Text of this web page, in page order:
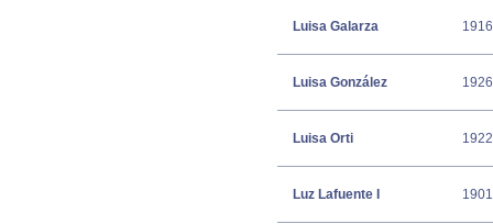
Luisa Galarza
Luisa González
Luisa Orti
Luz Lafuente I